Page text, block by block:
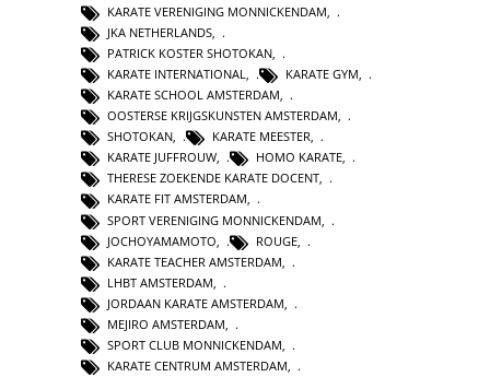
KARATE VERENIGING MONNICKENDAM
JKA NETHERLANDS
PATRICK KOSTER SHOTOKAN,
KARATE INTERNATIONAL, KARATE GYM,
KARATE SCHOOL AMSTERDAM,
OOSTERSE KRIJGSKUNSTEN AMSTERDAM,
SHOTOKAN, KARATE MEESTER,
KARATE JUFFROUW, HOMO KARATE,
THERESE ZOEKENDE KARATE DOCENT,
KARATE FIT AMSTERDAM,
SPORT VERENIGING MONNICKENDAM
JOCHOYAMAMOTO
ROUGE
KARATE TEACHER AMSTERDAM
LHBT AMSTERDAM
JORDAAN KARATE AMSTERDAM
MEJIRO AMSTERDAM
SPORT CLUB MONNICKENDAM
KARATE CENTRUM AMSTERDAM